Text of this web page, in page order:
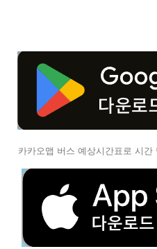
카카오맵 버스 예상시간표로 시